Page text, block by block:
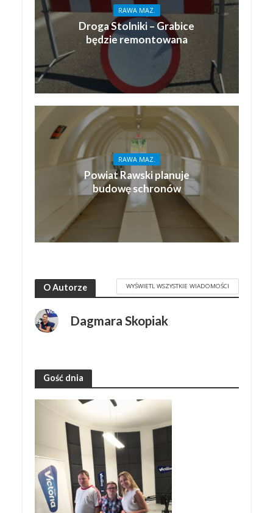
RAWA MAZ.
Droga Stolniki – Grabice
będzie remontowana
RAWA MAZ.
Powiat Rawski planuje
budowę schronów
O Autorze WYŚWIETL WSZYSTKIE WIADOMOŚCI
Dagmara Skopiak
Gość dnia